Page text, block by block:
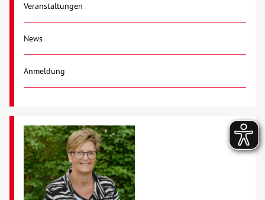
Veranstaltungen
News
Anmeldung